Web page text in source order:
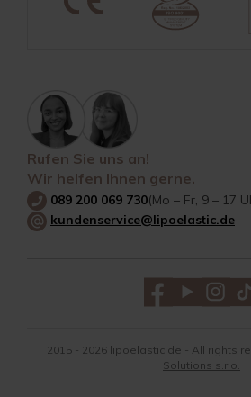
Rufen Sie uns an!
Wir helfen Ihnen gerne.
089 200 069 730(Mo – Fr, 9 – 17
kundenservice@lipoelastic.de
2015 - 2026 lipoelastic.de - All rights
Solutions s.r.o.